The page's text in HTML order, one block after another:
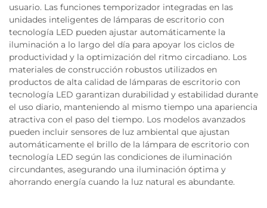
usuario. Las funciones temporizador integradas en las
unidades inteligentes de lámparas de escritorio con
tecnología LED pueden ajustar automáticamente la
iluminación a lo largo del día para apoyar los ciclos de
productividad y la optimización del ritmo circadiano. Los
materiales de construcción robustos utilizados en
productos de alta calidad de lámparas de escritorio con
tecnología LED garantizan durabilidad y estabilidad durante
el uso diario, manteniendo al mismo tiempo una apariencia
atractiva con el paso del tiempo. Los modelos avanzados
pueden incluir sensores de luz ambiental que ajustan
automáticamente el brillo de la lámpara de escritorio con
tecnología LED según las condiciones de iluminación
circundantes, asegurando una iluminación óptima y
ahorrando energía cuando la luz natural es abundante.